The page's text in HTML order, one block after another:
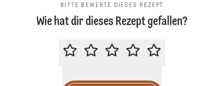
BITTE BEWERTE DIESES REZEPT
Wie hat dir dieses Rezept gefallen?
BITTE BEWERTE DIESES REZEPT